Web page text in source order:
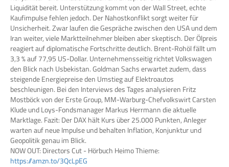
Liquidität bereit. Unterstützung kommt von der Wall Street, echte
Kaufimpulse fehlen jedoch. Der Nahostkonflikt sorgt weiter für
Unsicherheit. Zwar laufen die Gespräche zwischen den USA und dem
Iran weiter, viele Marktteilnehmer bleiben aber skeptisch. Der Ölpreis
reagiert auf diplomatische Fortschritte deutlich. Brent-Rohöl fällt um
3,3 % auf 77,95 US-Dollar. Unternehmensseitig richtet Volkswagen
den Blick nach Usbekistan. Goldman Sachs erwartet zudem, dass
steigende Energiepreise den Umstieg auf Elektroautos
beschleunigen. Bei den Interviews des Tages analysieren Fritz
Mostböck von der Erste Group, MM-Warburg-Chefvolkswirt Carsten
Klude und Loys-Fondsmanager Markus Herrmann die aktuelle
Marktlage. Fazit: Der DAX hält Kurs über 25.000 Punkten, Anleger
warten auf neue Impulse und behalten Inflation, Konjunktur und
Geopolitik genau im Blick.
NOW OUT: Directors Cut - Hörbuch Heimo Thieme:
https://amzn.to/3QcLpEG